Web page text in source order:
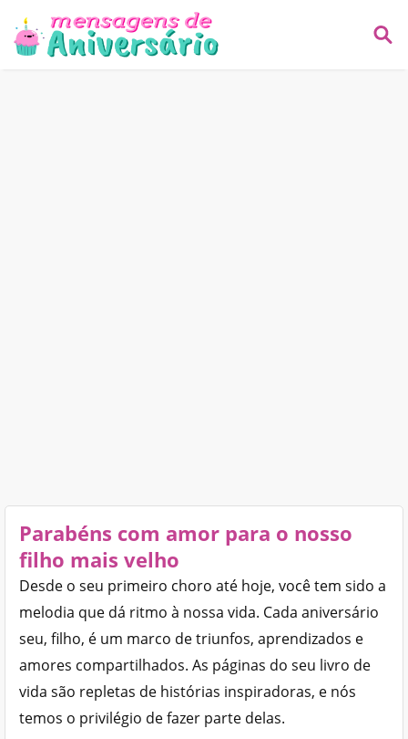
Parabéns com amor para o nosso
filho mais velho
Desde o seu primeiro choro até hoje, você tem sido a
melodia que dá ritmo à nossa vida. Cada aniversário
seu, filho, é um marco de triunfos, aprendizados e
amores compartilhados. As páginas do seu livro de
vida são repletas de histórias inspiradoras, e nós
temos o privilégio de fazer parte delas.